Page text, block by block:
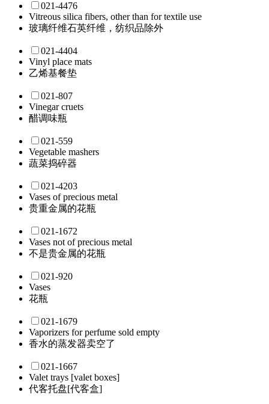
021-4476
Vitreous silica fibers, other than for textile use
玻璃纤维石英纤维，纺织品除外
021-4404
Vinyl place mats
乙烯基餐垫
021-807
Vinegar cruets
醋调味瓶
021-559
Vegetable mashers
蔬菜捣碎器
021-4203
Vases of precious metal
贵重金属的花瓶
021-1672
Vases not of precious metal
不是贵金属的花瓶
021-920
Vases
花瓶
021-1679
Vaporizers for perfume sold empty
香水的蒸发器卖空了
021-1667
Valet trays [valet boxes]
代客托盘[代客盒]